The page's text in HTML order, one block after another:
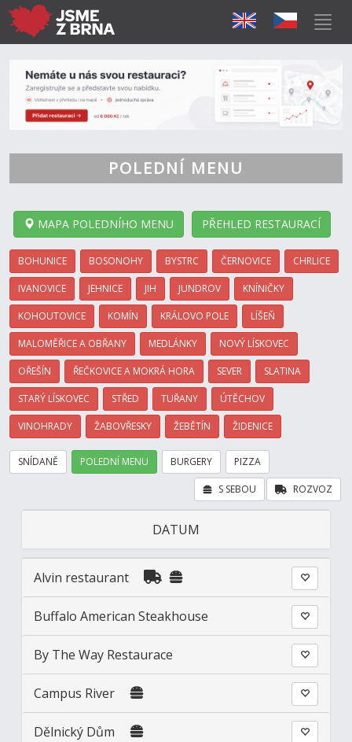
POLEDNÍ MENU
MAPA POLEDNÍHO MENU PŘEHLED RESTAURACÍ
BOHUNICE BOSONOHY BYSTRC ČERNOVICE CHRLICE
IVANOVICE JEHNICE JIH JUNDROV KNÍNIČKY
KOHOUTOVICE KOMÍN KRÁLOVO POLE LÍŠEŇ
MALOMĚŘICE A OBŘANY MEDLÁNKY NOVÝ LÍSKOVEC
OŘEŠÍN ŘEČKOVICE A MOKRÁ HORA SEVER SLATINA
STARÝ LÍSKOVEC STŘED TUŘANY ÚTĚCHOV
VINOHRADY ŽABOVŘESKY ŽEBĚTÍN ŽIDENICE
SNÍDANĚ POLEDNÍ MENU BURGERY PIZZA
ROZVOZ
S SEBOU
DATUM
Alvin restaurant
Buffalo American Steakhouse
By The Way Restaurace
Campus River
Dělnický Dům